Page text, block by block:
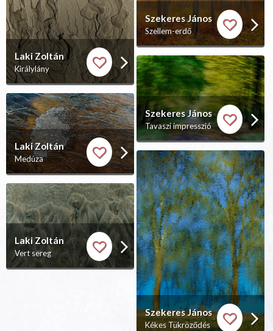
Laki Zoltán
Királylány
Laki Zoltán
Medúza
Laki Zoltán
Vert sereg
Szekeres János
Szellem-erdő
Szekeres János
Tavaszi impresszió
Szekeres János
Kékes Tükröződés